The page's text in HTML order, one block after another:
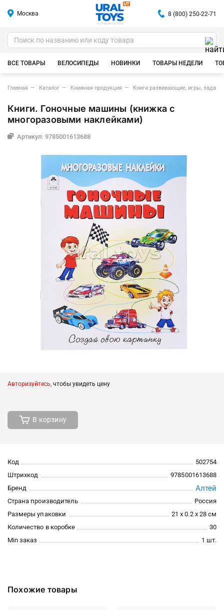
Москва
ИГРУШКИ ОПТОМ
8 (800) 250-22-71
ВСЕ ТОВАРЫ ВЕЛОСИПЕДЫ НОВИНКИ ТОВАРЫ НЕДЕЛИ
Главная Каталог Книжная продукция Книги развивающие, игры,
Книги. Гоночные машины (книжка с
многоразовыми наклейками)
Артикул: 9785001613688
Авторизуйтесь, чтобы увидеть цену
В корзину
Код
502754
Штрихкод
9785001613688
Бренд
Алтей
Страна производитель
Россия
Размеры упаковки
21 x 0.2 x 28 см
Количество в коробке
30
Min заказ
1 шт.
Похожие товары